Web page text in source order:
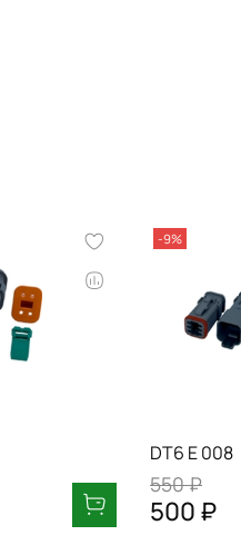
-9%
DT6 E 008
550 ₽
500 ₽